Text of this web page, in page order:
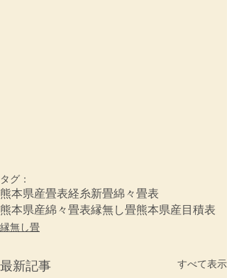
タグ：
熊本県産畳表経糸新畳綿々畳表
熊本県産綿々畳表縁無し畳熊本県産目積表
縁無し畳
最新記事 すべて表示